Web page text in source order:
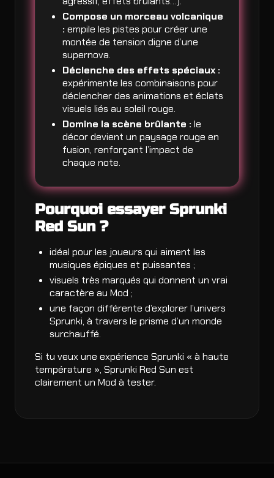
Compose un morceau volcanique
: empile les pistes pour créer une
montée de tension digne d’une
supernova.
Déclenche des effets spéciaux :
expérimente les combinaisons pour
déclencher des animations et éclats
visuels liés au soleil rouge.
Domine la scène brûlante : le
décor devient un paysage rouge en
fusion, renforçant l’impact de
chaque note.
Pourquoi essayer Sprunki
Red Sun ?
idéal pour les joueurs qui aiment les
musiques épiques et puissantes ;
visuels très marqués qui donnent un vrai
caractère au Mod ;
une façon différente d’explorer l’univers
Sprunki, à travers le prisme d’un monde
surchauffé.
Si tu veux une expérience Sprunki « à haute
température », Sprunki Red Sun est
clairement un Mod à tester.